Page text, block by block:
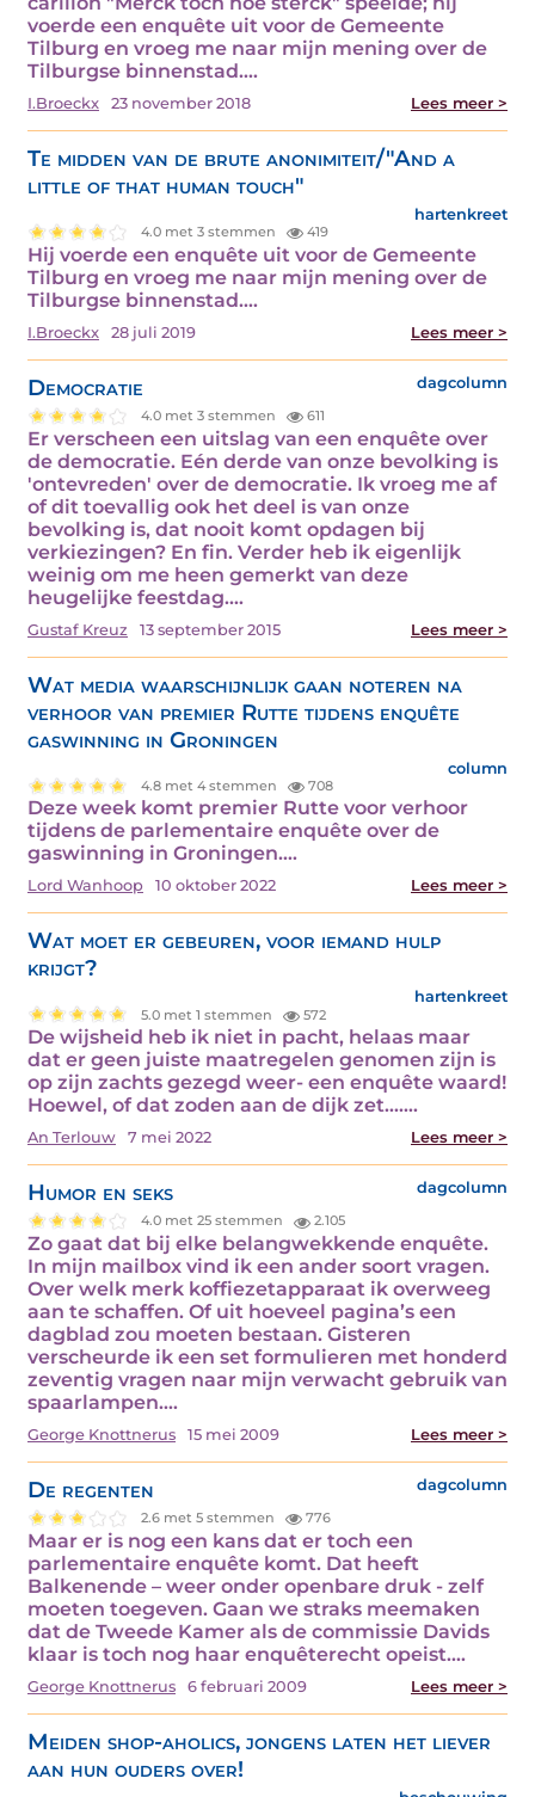
voerde een enquête uit voor de Gemeente
Tilburg en vroeg me naar mijn mening over de
Tilburgse binnenstad.…
I.Broeckx 23 november 2018 Lees meer >
Te midden van de brute anonimiteit/"And a
little of that human touch"
hartenkreet
4.0 met 3 stemmen 419
Hij voerde een enquête uit voor de Gemeente
Tilburg en vroeg me naar mijn mening over de
Tilburgse binnenstad.…
I.Broeckx 28 juli 2019 Lees meer >
Democratie dagcolumn
4.0 met 3 stemmen 611
Er verscheen een uitslag van een enquête over
de democratie. Eén derde van onze bevolking is
'ontevreden' over de democratie. Ik vroeg me af
of dit toevallig ook het deel is van onze
bevolking is, dat nooit komt opdagen bij
verkiezingen? En fin. Verder heb ik eigenlijk
weinig om me heen gemerkt van deze
heugelijke feestdag.…
Gustaf Kreuz 13 september 2015 Lees meer >
Wat media waarschijnlijk gaan noteren na
verhoor van premier Rutte tijdens enquête
gaswinning in Groningen
column
4.8 met 4 stemmen 708
Deze week komt premier Rutte voor verhoor
tijdens de parlementaire enquête over de
gaswinning in Groningen.…
Lord Wanhoop 10 oktober 2022 Lees meer >
Wat moet er gebeuren, voor iemand hulp
krijgt?
hartenkreet
5.0 met 1 stemmen 572
De wijsheid heb ik niet in pacht, helaas maar
dat er geen juiste maatregelen genomen zijn is
op zijn zachts gezegd weer- een enquête waard!
Hoewel, of dat zoden aan de dijk zet….…
An Terlouw 7 mei 2022 Lees meer >
Humor en seks dagcolumn
4.0 met 25 stemmen 2.105
Zo gaat dat bij elke belangwekkende enquête.
In mijn mailbox vind ik een ander soort vragen.
Over welk merk koffiezetapparaat ik overweeg
aan te schaffen. Of uit hoeveel pagina’s een
dagblad zou moeten bestaan. Gisteren
verscheurde ik een set formulieren met honderd
zeventig vragen naar mijn verwacht gebruik van
spaarlampen.…
George Knottnerus 15 mei 2009 Lees meer >
De regenten dagcolumn
2.6 met 5 stemmen 776
Maar er is nog een kans dat er toch een
parlementaire enquête komt. Dat heeft
Balkenende – weer onder openbare druk - zelf
moeten toegeven. Gaan we straks meemaken
dat de Tweede Kamer als de commissie Davids
klaar is toch nog haar enquêterecht opeist.…
George Knottnerus 6 februari 2009 Lees meer >
Meiden shop-aholics, jongens laten het liever
aan hun ouders over!